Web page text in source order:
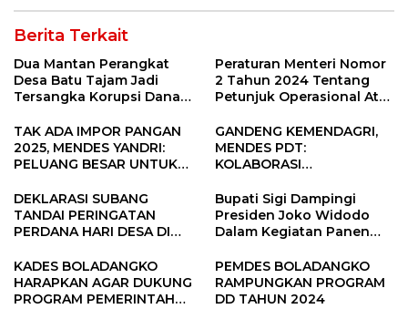
Berita Terkait
Dua Mantan Perangkat
Desa Batu Tajam Jadi
Tersangka Korupsi Dana
Peraturan Menteri Nomor
2 Tahun 2024 Tentang
Petunjuk Operasional Atas
Desa Tahun 2025
TAK ADA IMPOR PANGAN
2025, MENDES YANDRI:
PELUANG BESAR UNTUK
GANDENG KEMENDAGRI,
MENDES PDT:
KOLABORASI
PEMBANGUNAN DESA
DEKLARASI SUBANG
TANDAI PERINGATAN
PERDANA HARI DESA DI
Bupati Sigi Dampingi
Presiden Joko Widodo
Dalam Kegiatan Panen
Pandere
KADES BOLADANGKO
HARAPKAN AGAR DUKUNG
PROGRAM PEMERINTAH
PEMDES BOLADANGKO
RAMPUNGKAN PROGRAM
DD TAHUN 2024